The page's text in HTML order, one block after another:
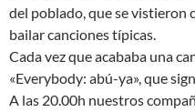
del poblado, que se vistieron
bailar canciones típicas.
Cada vez que acababa una
«Everybody: abú-ya», que
A las 20.00h nuestros